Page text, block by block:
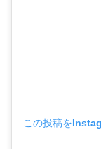
この投稿を